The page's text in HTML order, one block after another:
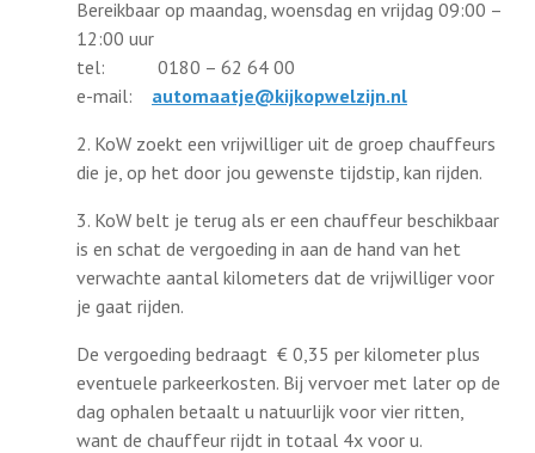
Bereikbaar op maandag, woensdag en vrijdag 09:00 –
12:00 uur
tel: 0180 – 62 64 00
e-mail: automaatje@kijkopwelzijn.nl
2. KoW zoekt een vrijwilliger uit de groep chauffeurs
die je, op het door jou gewenste tijdstip, kan rijden.
3. KoW belt je terug als er een chauffeur beschikbaar
is en schat de vergoeding in aan de hand van het
verwachte aantal kilometers dat de vrijwilliger voor
je gaat rijden.
De vergoeding bedraagt € 0,35 per kilometer plus
eventuele parkeerkosten. Bij vervoer met later op de
dag ophalen betaalt u natuurlijk voor vier ritten,
want de chauffeur rijdt in totaal 4x voor u.